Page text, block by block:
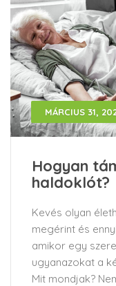
MÁRCIUS 31,
Hogyan
haldoklót?
Kevés olyan
megérint és
amikor egy
ugyanazokat a
Mit mondjak?